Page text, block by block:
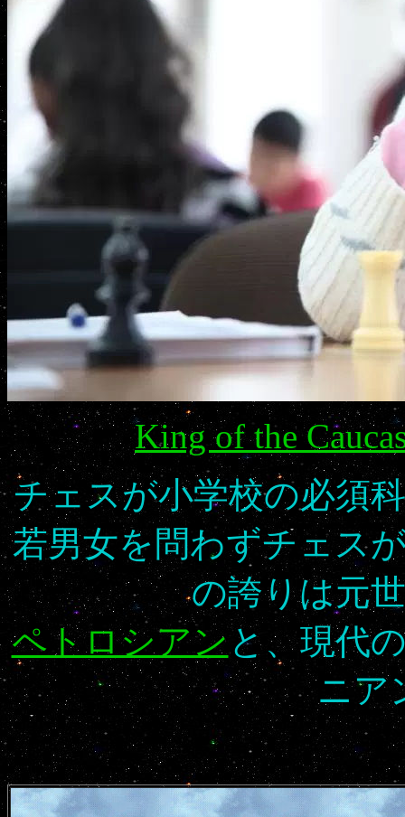
King of the
チェスが小学校の必須
若男女を問わずチェス
の誇りは元
ペトロシアンと、現代
ニア